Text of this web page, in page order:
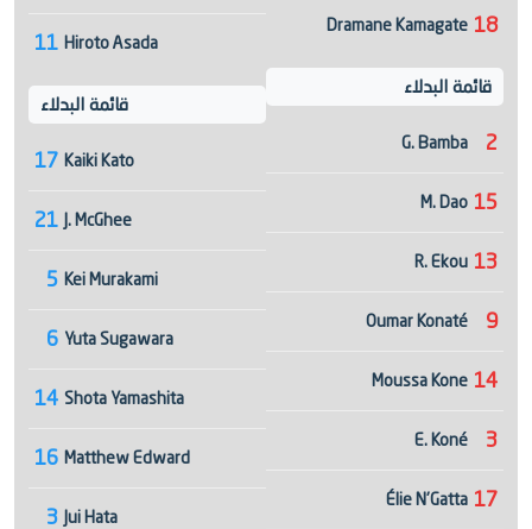
11 Hiroto Asada
قائمة البدلاء
17 Kaiki Kato
21 J. McGhee
5 Kei Murakami
6 Yuta Sugawara
14 Shota Yamashita
16 Matthew Edward
3 Jui Hata
18
Dramane Kamagate
قائمة البدلاء
2
G. Bamba
15
M. Dao
13
R. Ekou
9
Oumar Konaté
14
Moussa Kone
3
E. Koné
17
Élie N'Gatta